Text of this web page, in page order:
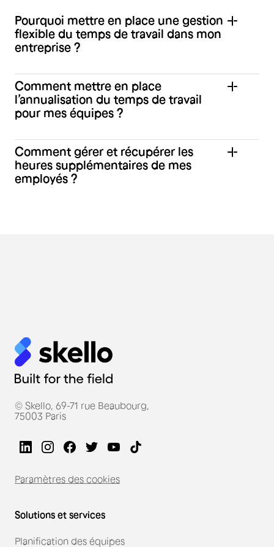
Pourquoi mettre en place une gestion
flexible du temps de travail dans mon
entreprise ?
Comment mettre en place
l’annualisation du temps de travail
pour mes équipes ?
Comment gérer et récupérer les
heures supplémentaires de mes
employés ?
© Skello, 69-71 rue Beaubourg,
75003 Paris
Paramètres des cookies
Solutions et services
Planification des équipes